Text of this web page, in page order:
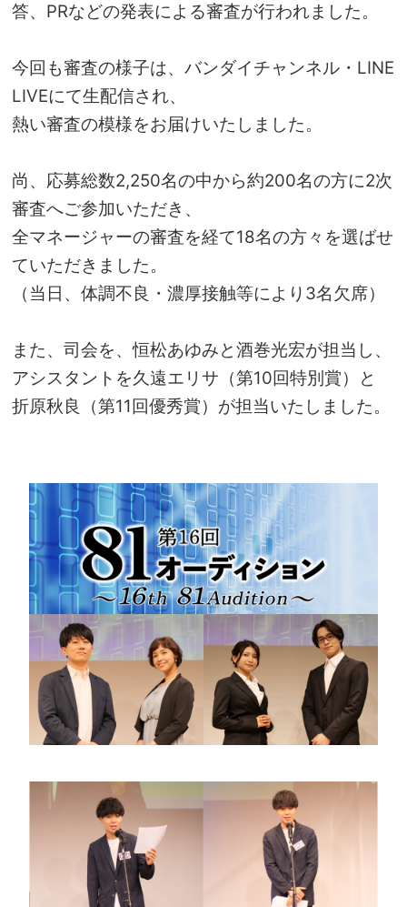
答、PRなどの発表による審査が行われました。
今回も審査の様子は、バンダイチャンネル・LINE
LIVEにて生配信され、
熱い審査の模様をお届けいたしました。
尚、応募総数2,250名の中から約200名の方に2次
審査へご参加いただき、
全マネージャーの審査を経て18名の方々を選ばせ
ていただきました。
（当日、体調不良・濃厚接触等により3名欠席）
また、司会を、恒松あゆみと酒巻光宏が担当し、
アシスタントを久遠エリサ （第10回特別賞）と
折原秋良
（第11回優秀賞）が担当いたしました。